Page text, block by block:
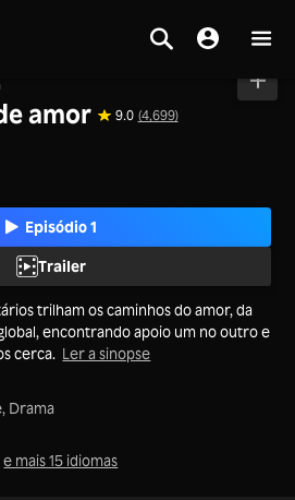
amor 9.0 (4,699)
Episódio 1
Trailer
trilham os caminhos do amor, da
encontrando apoio um no outro e
cerca. Ler a sinopse
Drama
e mais 15 idiomas